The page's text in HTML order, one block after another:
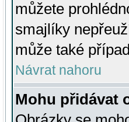
můžete
smajlíky
může také
Návrat nahoru
Mohu přidávat